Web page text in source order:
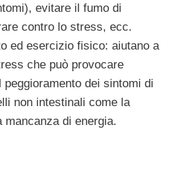
evitare il fumo di
contro lo stress, ecc.
ed esercizio fisico: aiutano a
che può provocare
peggioramento dei sintomi di
non intestinali come la
mancanza di energia.